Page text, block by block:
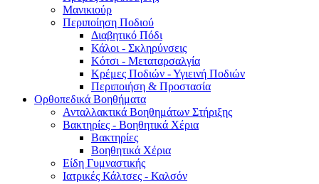
Μανικιούρ
Περιποίηση Ποδιού
Διαβητικό Πόδι
Κάλοι - Σκληρύνσεις
Κότσι - Μεταταρσαλγία
Κρέμες Ποδιών - Υγιεινή Ποδιών
Περιποιήση & Προστασία
Ορθοπεδικά Βοηθήματα
Ανταλλακτικά Βοηθημάτων Στήριξης
Βακτηρίες - Βοηθητικά Χέρια
Βακτηρίες
Βοηθητικά Χέρια
Είδη Γυμναστικής
Ιατρικές Κάλτσες - Καλσόν